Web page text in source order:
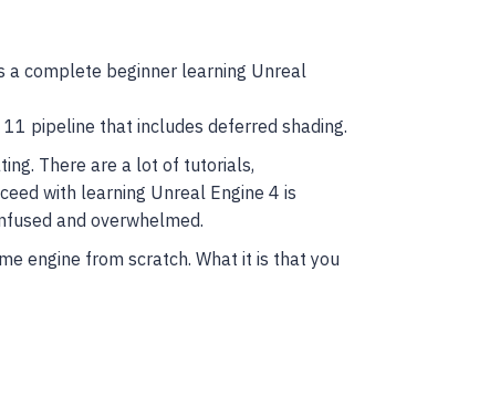
a complete beginner learning Unreal
pipeline that includes deferred shading.
There are a lot of tutorials,
with learning Unreal Engine 4 is
and overwhelmed.
engine from scratch. What it is that you